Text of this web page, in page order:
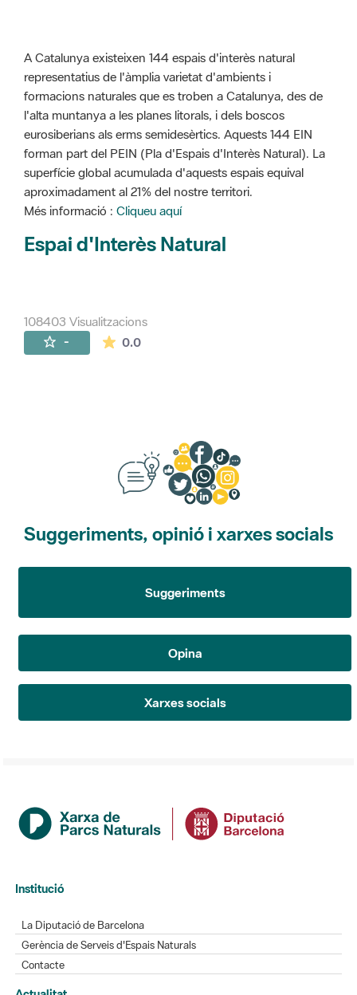
A Catalunya existeixen 144 espais d'interès natural
representatius de l'àmplia varietat d'ambients i
formacions naturales que es troben a Catalunya, des de
l'alta muntanya a les planes litorals, i dels boscos
eurosiberians als erms semidesèrtics. Aquests 144 EIN
forman part del PEIN (Pla d'Espais d'Interès Natural). La
superfície global acumulada d'aquests espais equival
aproximadament al 21% del nostre territori.
Més informació : Cliqueu aquí
Espai d'Interès Natural
108403 Visualitzacions
- 0.0La mitjana de les valoracions és de 0
Suggeriments, opinió i xarxes socials
Suggeriments
Opina
Xarxes socials
Institució
La Diputació de Barcelona
Gerència de Serveis d'Espais Naturals
Contacte